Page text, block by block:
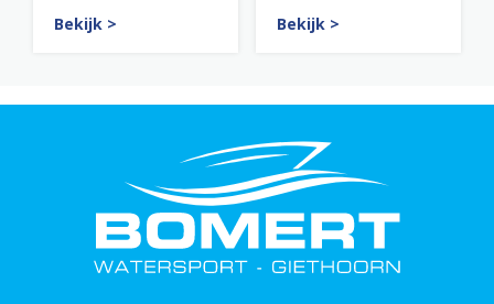
Bekijk >
Bekijk >